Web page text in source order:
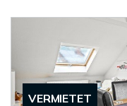
VERMIETET